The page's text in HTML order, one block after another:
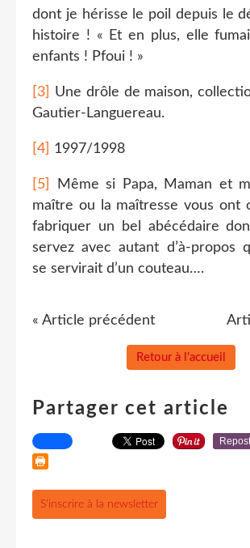
dont je hérisse le poil depuis le
histoire ! « Et en plus, elle
enfants ! Pfoui ! »
[3]
Une drôle de maison,
Gautier-Languereau.
[4] 1997/1998
[5]
Même si Papa, Maman et
maître ou la maîtresse vous ont
fabriquer un bel abécédaire
servez avec autant d’à-propos
se servirait d’un couteau….
« Article précédent
Retour à l'accueil
Partager cet article
Repost
S'inscrire à la newsletter